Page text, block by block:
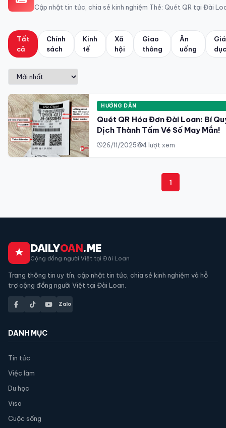
Cập nhật tin tức, chia sẻ kinh nghiệm Thẻ: Quét QR tại Đài
Tất
cả
Chính
sách
Kinh
tế
Xã
hội
Giao
thông
Ăn
uống
dục
HƯỚNG DẪN
Quét QR Hóa Đơn Đài Loan: Bí
Dịch Thành Tấm Vé Số May Mắn!
26/11/2025 4 lượt xem
1
DAILYOAN.ME
Cộng đồng người Việt tại Đài Loan
Trang thông tin uy tín, cập nhật tin tức, chia sẻ kinh nghiệm và hỗ
trợ cộng đồng người Việt tại Đài Loan.
Zalo
DANH MỤC
Tin tức
Việc làm
Du học
Visa
Cuộc sống